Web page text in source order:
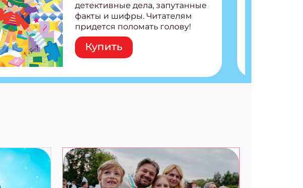
детективные дела, запутанные
факты и шифры. Читателям
придется поломать голову!
Внутри: Шифры и
расшифровки Плетем
запутанные поделки
Ищем коды 3 комикса
Купить